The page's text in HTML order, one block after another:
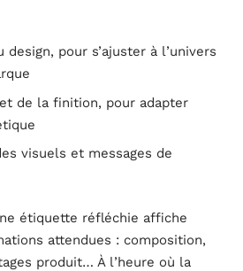
design, pour s’ajuster à l’univers
de la finition, pour adapter
visuels et messages de
étiquette réfléchie affiche
attendues : composition,
produit… À l’heure où la